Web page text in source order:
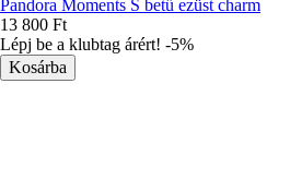
Pandora Moments S betű ezüst charm
13 800 Ft
Lépj be a klubtag árért! -5%